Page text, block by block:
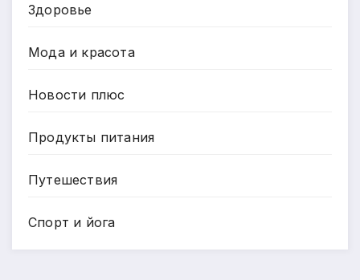
Здоровье
Мода и красота
Новости плюс
Продукты питания
Путешествия
Спорт и йога